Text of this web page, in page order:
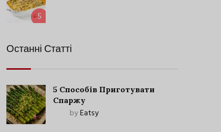
5
Останні Статті
5 Способів Приготувати
Спаржу
byEatsy